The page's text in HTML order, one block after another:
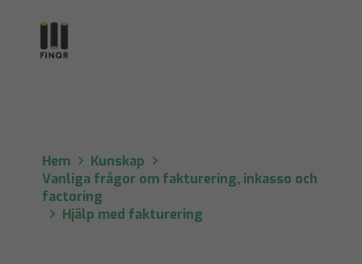
Hem
Kunskap
Vanliga frågor om fakturering, inkasso och
factoring
Hjälp med fakturering